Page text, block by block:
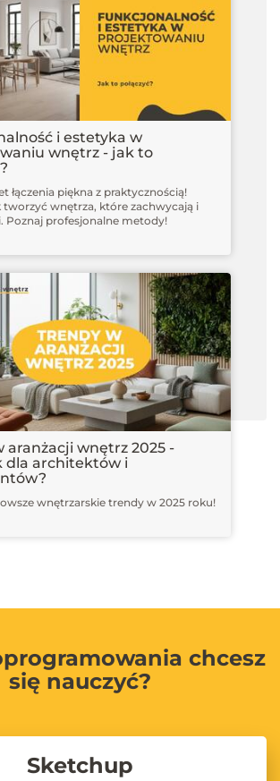
i estetyka w
wnętrz - jak to
łączenia piękna z praktycznością!
tworzyć wnętrza, które zachwycają i
Poznaj profesjonalne metody!
aranżacji wnętrz 2025 -
dla architektów i
wnętrzarskie trendy w 2025 roku!
chcesz
się nauczyć?
Sketchup